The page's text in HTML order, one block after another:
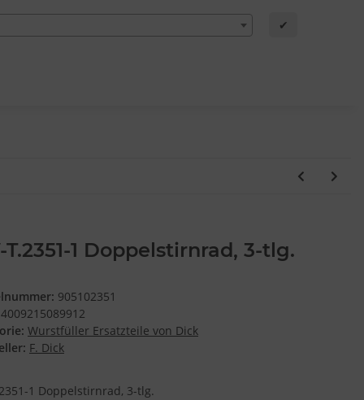
✔
T.2351-1 Doppelstirnrad, 3-tlg.
905102351
4009215089912
Wurstfüller Ersatzteile von Dick
F. Dick
1 Doppelstirnrad, 3-tlg.